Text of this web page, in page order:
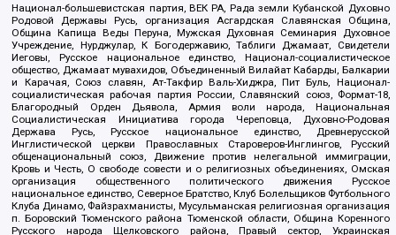
Национал-большевистская партия, ВЕК РА, Рада земли Кубанской Духовно
Родовой Державы Русь, организация Асгардская Славянская Община,
Община Капища Веды Перуна, Мужская Духовная Семинария Духовное
Учреждение, Нурджулар, К Богодержавию, Таблиги Джамаат, Свидетели
Иеговы, Русское национальное единство, Национал-социалистическое
общество, Джамаат мувахидов, Объединенный Вилайат Кабарды, Балкарии
и Карачая, Союз славян, Ат-Такфир Валь-Хиджра, Пит Буль, Национал-
социалистическая рабочая партия России, Славянский союз, Формат-18,
Благородный Орден Дьявола, Армия воли народа, Национальная
Социалистическая Инициатива города Череповца, Духовно-Родовая
Держава Русь, Русское национальное единство, Древнерусской
Инглистической церкви Православных Староверов-Инглингов, Русский
общенациональный союз, Движение против нелегальной иммиграции,
Кровь и Честь, О свободе совести и о религиозных объединениях, Омская
организация общественного политического движения Русское
национальное единство, Северное Братство, Клуб Болельщиков Футбольного
Клуба Динамо, Файзрахманисты, Мусульманская религиозная организация
п. Боровский Тюменского района Тюменской области, Община Коренного
Русского народа Щелковского района, Правый сектор, Украинская